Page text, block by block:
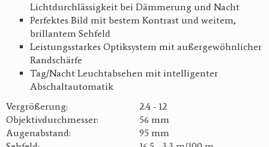
Lichtdurchlässigkeit bei Dämmerung und Nacht
Perfektes Bild mit bestem Kontrast und weitem,
brillantem Sehfeld
Leistungsstarkes Optiksystem mit außergewöhnlicher
Randschärfe
Tag/Nacht Leuchtabsehen mit intelligenter
Abschaltautomatik
Vergrößerung:
2.4 - 12
Objektivdurchmesser:
56 mm
Augenabstand:
95 mm